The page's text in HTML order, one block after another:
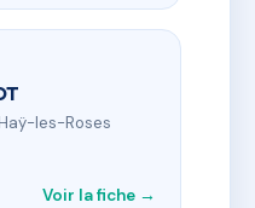
les-Roses
Voir la fiche →